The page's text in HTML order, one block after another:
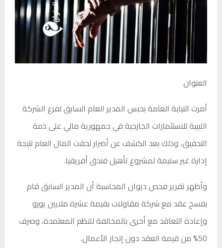
العنوان
أمرت النيابة العامة بحبس المدير العام السابق لفرع الشركة
الليبية للاستثمارات الخارجية في جمهورية مالي على ذمة
التحقيق، وذلك بعد الكشف عن أضرار لحقت المال العام نتيجة
إدارة غير سليمة لمشروع تأهيل فندق أفريقيا.
وأظهر تقرير فحص ديوان المحاسبة أن المدير السابق قام
بفسخ عقد مع شركة مقاولات بقيمة عشرة ملايين يورو
وإعادة التعاقد مع أخرى بالمخالفة للنظم المعتمدة، وصرف
50% من قيمة العقد دون إنجاز الأعمال.